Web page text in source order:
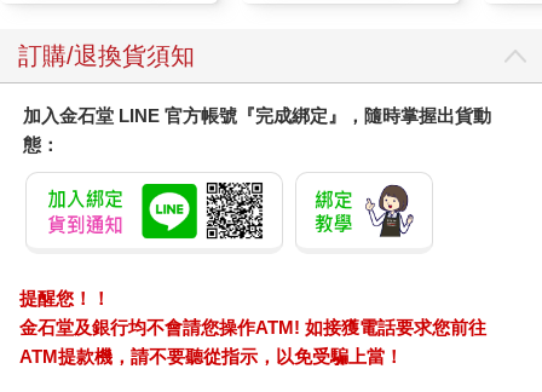
訂購/退換貨須知
加入金石堂 LINE 官方帳號『完成綁定』，隨時掌握出貨動
態：
提醒您！！
金石堂及銀行均不會請您操作ATM! 如接獲電話要求您前往
ATM提款機，請不要聽從指示，以免受騙上當！